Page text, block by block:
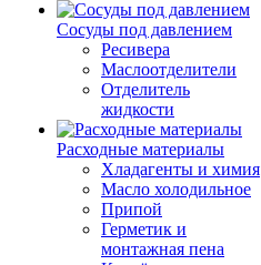
Сосуды под давлением
Ресивера
Маслоотделители
Отделитель
жидкости
Расходные материалы
Хладагенты и химия
Масло холодильное
Припой
Герметик и
монтажная пена